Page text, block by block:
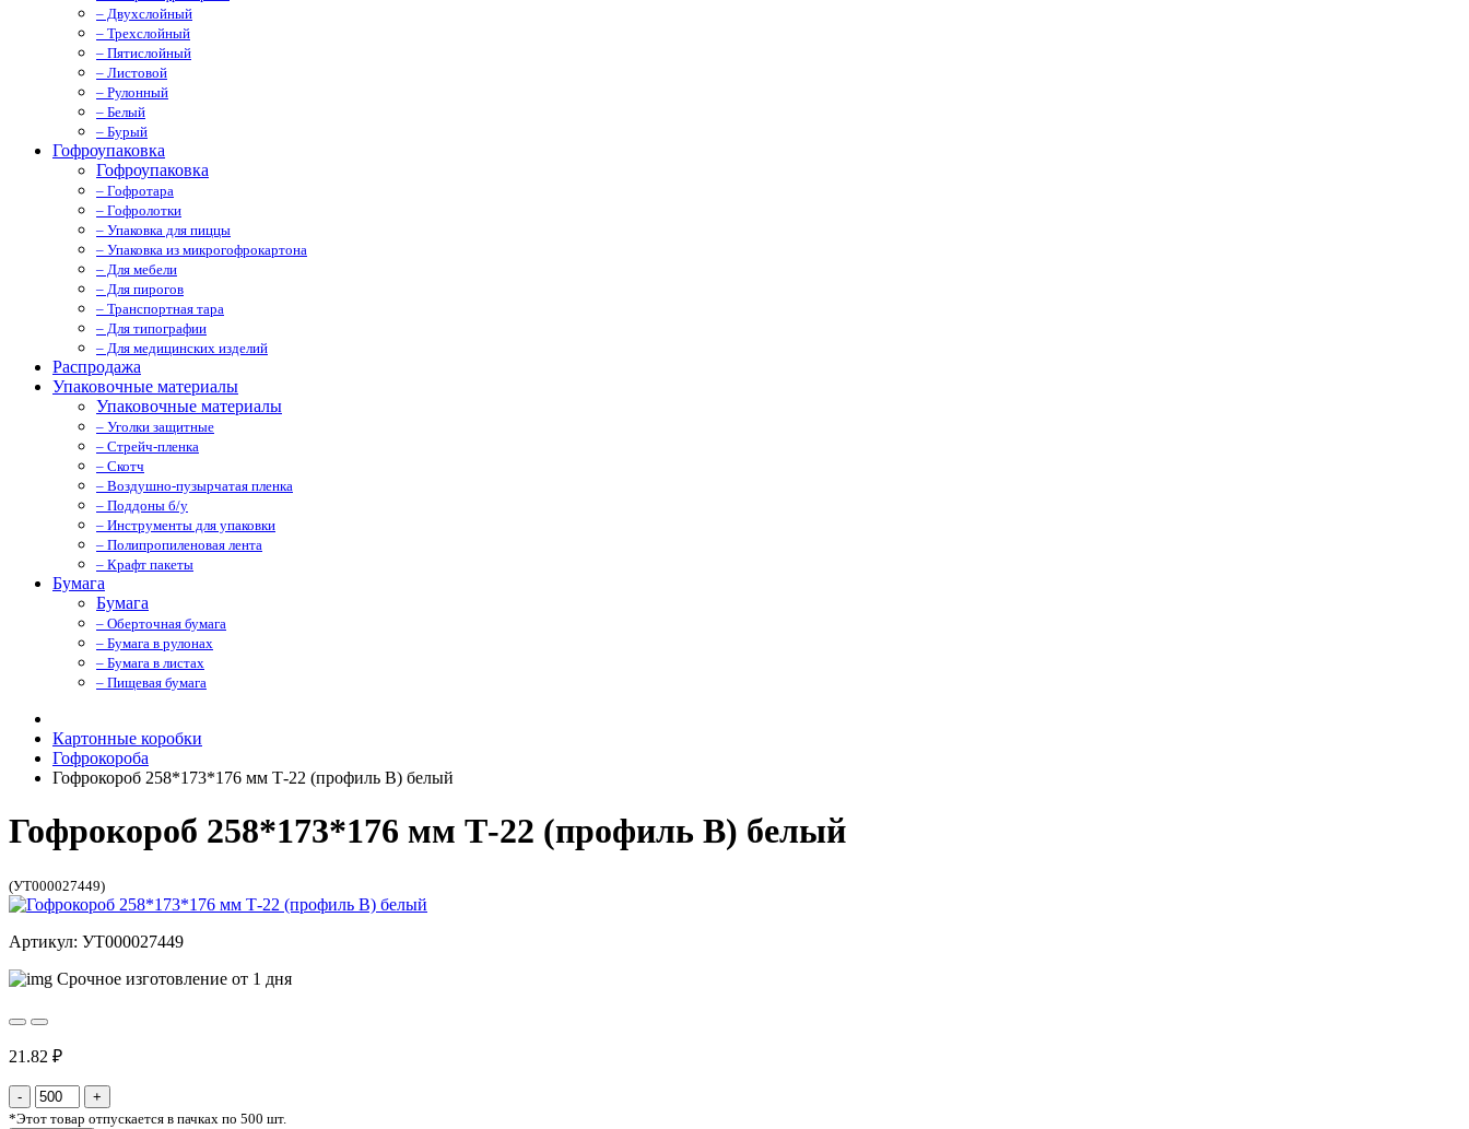
– Двухслойный
– Трехслойный
– Пятислойный
– Листовой
– Рулонный
– Белый
– Бурый
Гофроупаковка
Гофроупаковка
– Гофротара
– Гофролотки
– Упаковка для пиццы
– Упаковка из микрогофрокартона
– Для мебели
– Для пирогов
– Транспортная тара
– Для типографии
– Для медицинских изделий
Распродажа
Упаковочные материалы
Упаковочные материалы
– Уголки защитные
– Стрейч-пленка
– Скотч
– Воздушно-пузырчатая пленка
– Поддоны б/у
– Инструменты для упаковки
– Полипропиленовая лента
– Крафт пакеты
Бумага
Бумага
– Оберточная бумага
– Бумага в рулонах
– Бумага в листах
– Пищевая бумага
Картонные коробки
Гофрокороба
Гофрокороб 258*173*176 мм Т-22 (профиль B) белый
Гофрокороб 258*173*176 мм Т-22 (профиль B) белый
(УТ000027449)
Артикул: УТ000027449
Срочное изготовление от 1 дня
21.82 ₽
*Этот товар отпускается в пачках по 500 шт.